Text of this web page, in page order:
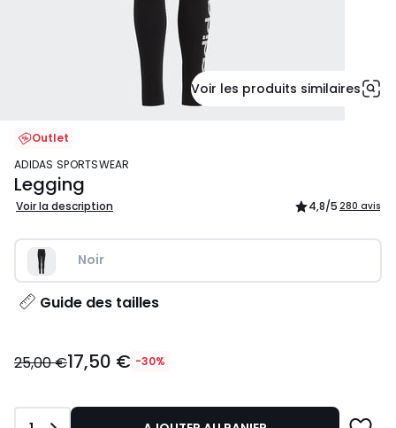
Voir les produits similaires
Outlet
ADIDAS SPORTSWEAR
Legging
Voir la description 4,8/5 280 avis
Noir
Guide des tailles
€
25,00 €17,50 € -30%